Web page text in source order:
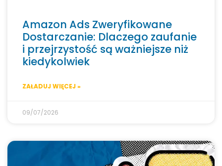
Amazon Ads Zweryfikowane
Dostarczanie: Dlaczego zaufanie
i przejrzystość są ważniejsze niż
kiedykolwiek
ZAŁADUJ WIĘCEJ »
09/07/2026